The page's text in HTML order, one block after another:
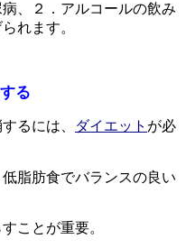
、２．アルコールの飲み
れます。
る
るには、 ダイエット が必
脂肪食でバランスの良い
ことが重要。